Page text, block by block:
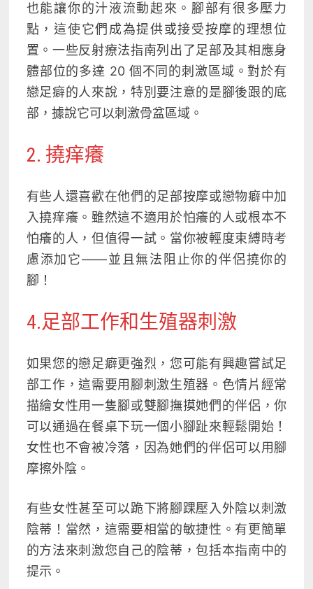
也能讓你的汁液流動起來。腳部有很多壓力
點，這使它們成為提供或接受按摩的理想位
置。一些反射療法指南列出了足部及其相應身
體部位的多達 20 個不同的刺激區域。對於有
戀足癖的人來說，特別要注意的是腳後跟的底
部，據說它可以刺激骨盆區域。
2. 撓痒癢
有些人還喜歡在他們的足部按摩或戀物癖中加
入撓痒癢。雖然這不適用於怕癢的人或根本不
怕癢的人，但值得一試。當你被輕度束縛時考
慮添加它——並且無法阻止你的伴侶撓你的
腳！
4.足部工作和生殖器刺激
如果您的戀足癖更強烈，您可能有興趣嘗試足
部工作 ，這需要用腳刺激生殖器。色情片經常
描繪女性用一隻腳或雙腳撫摸她們的伴侶，你
可以通過在餐桌下玩一個小腳趾來輕鬆開始！
女性也不會被冷落，因為她們的伴侶可以用腳
摩擦外陰。
有些女性甚至可以跪下將腳踝壓入外陰以刺激
陰蒂！當然，這需要相當的敏捷性。有更簡單
的方法來刺激您自己的陰蒂，包括本指南中的
提示。